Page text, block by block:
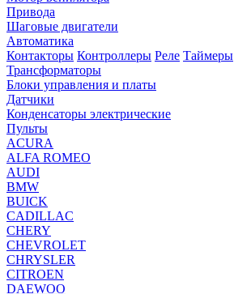
Привода
Шаговые двигатели
Автоматика
Контакторы Контроллеры Реле Таймеры
Трансформаторы
Блоки управления и платы
Датчики
Конденсаторы электрические
Пульты
ACURA
ALFA ROMEO
AUDI
BMW
BUICK
CADILLAC
CHERY
CHEVROLET
CHRYSLER
CITROEN
DAEWOO